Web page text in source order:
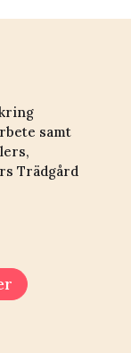
samt
Trädgård